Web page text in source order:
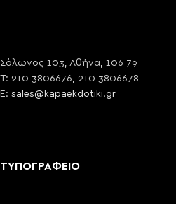
Σόλωνος 103, Αθήνα, 106 79
T: 210 3806676, 210 3806678
E: sales@kapaekdotiki.gr
ΤΥΠΟΓΡΑΦΕΙΟ